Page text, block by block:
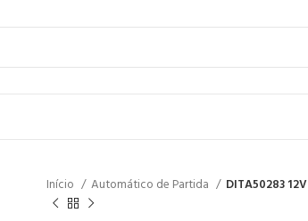
Início Automático de Partida DITA50283 12V